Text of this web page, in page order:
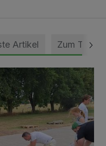
Artikel Zum Thema
Weg zum Festzelt